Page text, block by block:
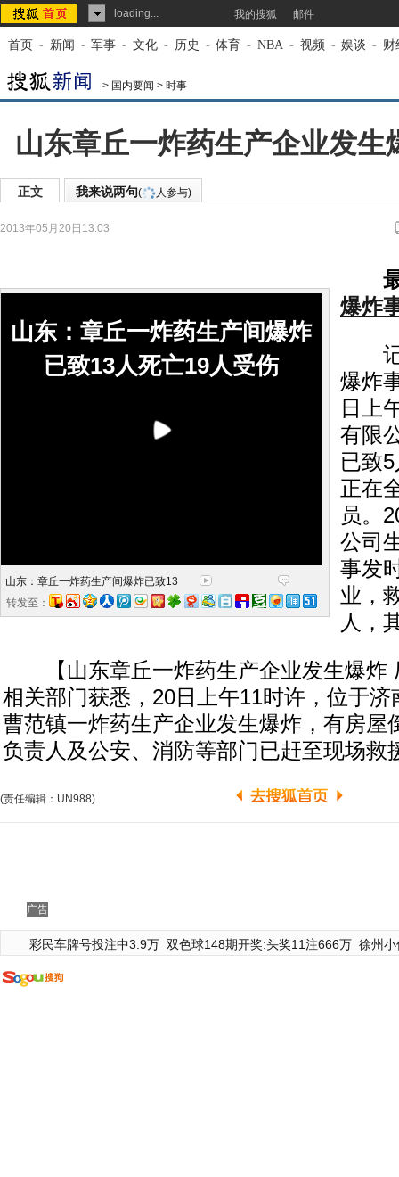
loading... 我的搜狐 邮件
首页 - 新闻 - 军事 - 文化 - 历史 - 体育 - NBA - 视频 - 娱谈 - 财
> 国内要闻 > 时事
山东章丘一炸药生产企业发生
正文 我来说两句( 人参与)
2013年05月20日13:03
山东：章丘一炸药生产间爆炸
已致13人死亡19人受伤
山东：章丘一炸药生产间爆炸已致13
转发至：
爆炸
记
爆炸
日上
有限
已致
正在
员。
公司
事发
业，
人，
【山东章丘一炸药生产企业发生爆炸
相关部门获悉，20日上午11时许，位于
曹范镇一炸药生产企业发生爆炸，有房屋
负责人及公安、消防等部门已赶至现场救
(责任编辑：UN988)
广告
彩民车牌号投注中3.9万 双色球148期开奖:头奖11注666万 徐州